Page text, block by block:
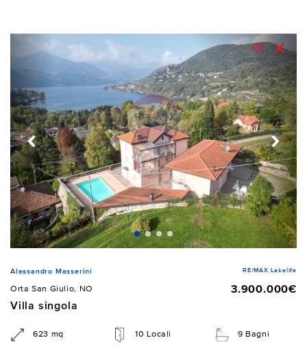
Alessandro Masserini RE/MAX Lakelife
Orta San Giulio, NO
3.900.000€
Villa singola
623 mq 10 Locali 9 Bagni